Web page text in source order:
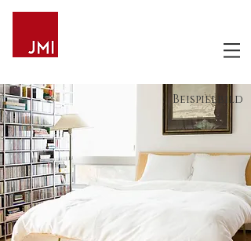
Beispielbild